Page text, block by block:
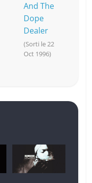
And The
Dope
Dealer
(Sorti le 22
Oct 1996)